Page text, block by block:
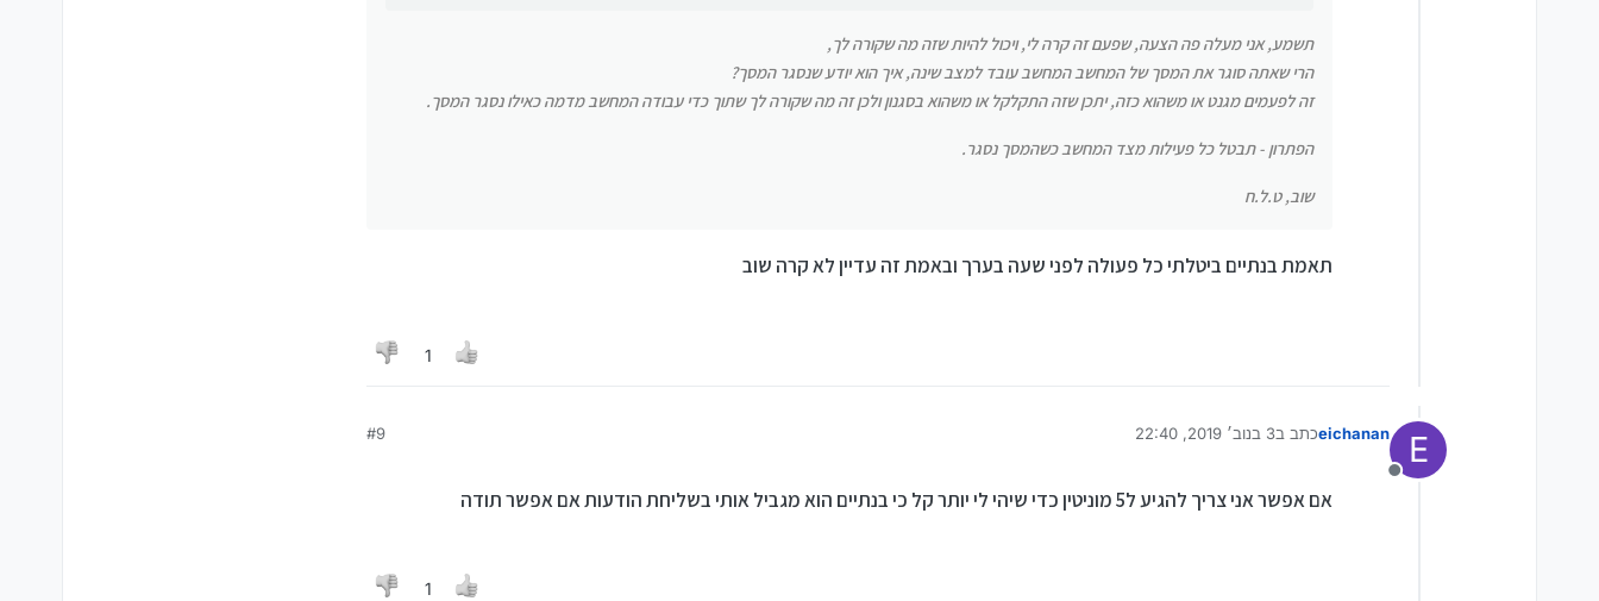
תשמע, אני מעלה פה הצעה, שפעם זה קרה לי, ויכול להיות שזה מה שקורה לך,
הרי שאתה סוגר את המסך של המחשב המחשב עובד למצב שינה, איך הוא יודע שנסגר המסך?
זה לפעמים מגנט או משהוא כזה, יתכן שזה התקלקל או משהוא בסגנון ולכן זה מה שקורה לך שתוך כדי עבודה המחשב מדמה כאילו נסגר המסך.
הפתרון - תבטל כל פעילות מצד המחשב כשהמסך נסגר.
שוב, ט.ל.ח
תאמת בנתיים ביטלתי כל פעולה לפני שעה בערך ובאמת זה עדיין לא קרה שוב
1
E
מנותק
eichananכתב ב3 בנוב׳ 2019, 22:40
נערך לאחרונה על ידי
#9
אם אפשר אני צריך להגיע ל5 מוניטין כדי שיהי לי יותר קל כי בנתיים הוא מגביל אותי בשליחת הודעות אם אפשר תודה
1